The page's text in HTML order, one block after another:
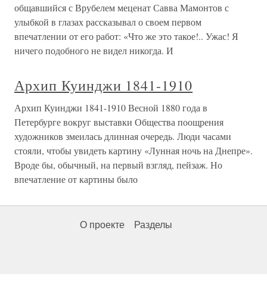
общавшийся с Врубелем меценат Савва Мамонтов с
улыбкой в глазах рассказывал о своем первом
впечатлении от его работ: «Что же это такое!.. Ужас! Я
ничего подобного не видел никогда. И
Архип Куинджи 1841-1910
Архип Куинджи 1841-1910 Весной 1880 года в
Петербурге вокруг выставки Общества поощрения
художников змеилась длинная очередь. Люди часами
стояли, чтобы увидеть картину «Лунная ночь на Днепре».
Вроде бы, обычный, на первый взгляд, пейзаж. Но
впечатление от картины было
О проекте Разделы